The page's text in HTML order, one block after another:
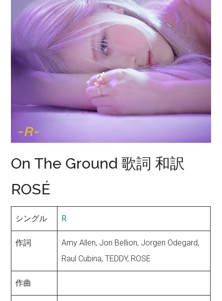
On The Ground 歌詞 和訳
ROSÉ
シングル R
作詞
Amy Allen, Jon Bellion, Jorgen Odegard,
Raul Cubina, TEDDY, ROSE
作曲